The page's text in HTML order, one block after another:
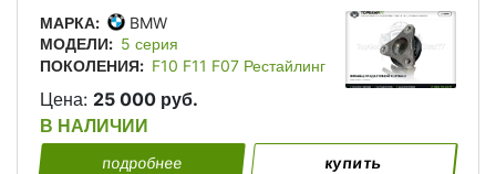
МАРКА:
BMW
МОДЕЛИ: 5 серия
ПОКОЛЕНИЯ: F10 F11 F07 Рестайлинг
Цена: 25 000 руб.
В НАЛИЧИИ
подробнее купить